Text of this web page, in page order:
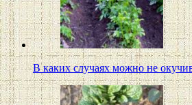
В каких случаях можно не